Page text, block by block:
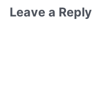
Leave a Reply